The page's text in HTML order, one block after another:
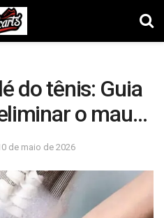
do tênis: Guia
o mau
de maio de 2026